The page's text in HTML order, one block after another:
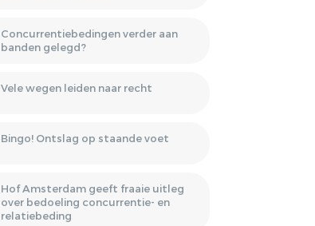
Concurrentiebedingen verder aan
banden gelegd?
Vele wegen leiden naar recht
Bingo! Ontslag op staande voet
Hof Amsterdam geeft fraaie uitleg
over bedoeling concurrentie- en
relatiebeding